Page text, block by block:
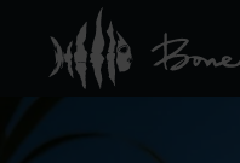
Skip to main